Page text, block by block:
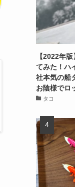
【2022年
てみた！ハ
社本気の船
お陰様でロ
タコ